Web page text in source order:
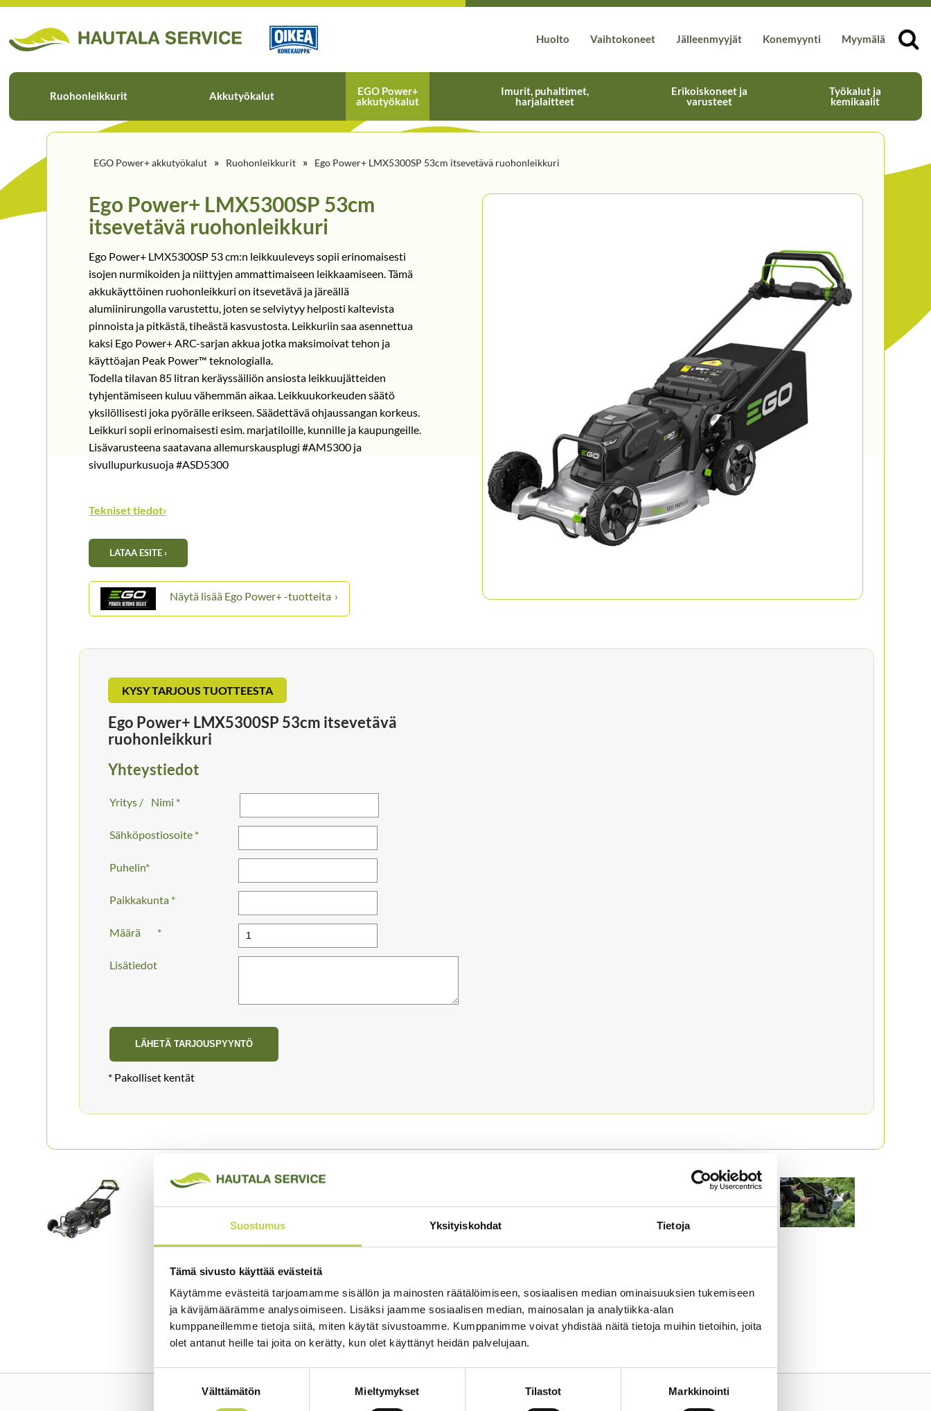
Suostumus Yksityiskohdat Tietoja
Tämä sivusto käyttää evästeitä
Käytämme evästeitä tarjoamamme sisällön ja mainosten räätälöimiseen, sosiaalisen median ominaisuuksien tukemiseen
ja kävijämäärämme analysoimiseen. Lisäksi jaamme sosiaalisen median, mainosalan ja analytiikka-alan
kumppaneillemme tietoja siitä, miten käytät sivustoamme. Kumppanimme voivat yhdistää näitä tietoja muihin tietoihin, joita
olet antanut heille tai joita on kerätty, kun olet käyttänyt heidän palvelujaan.
Suostumuksen
Välttämätön Mieltymykset Tilastot Markkinointi
Huolto Vaihtokoneet Jälleenmyyjät Konemyynti Myymälä
Ruohonleikkurit Akkutyökalut
EGO Power+
akkutyökalut
Imurit, puhaltimet,
harjalaitteet
Erikoiskoneet ja
varusteet
Työkalut ja
kemikaalit
EGO Power+ akkutyökalut » Ruohonleikkurit » Ego Power+ LMX5300SP 53cm itsevetävä ruohonleikkuri
Ego Power+ LMX5300SP 53cm
itsevetävä ruohonleikkuri
Ego Power+ LMX5300SP 53 cm:n leikkuuleveys sopii erinomaisesti
isojen nurmikoiden ja niittyjen ammattimaiseen leikkaamiseen. Tämä
akkukäyttöinen ruohonleikkuri on itsevetävä ja järeällä
alumiinirungolla varustettu, joten se selviytyy helposti kaltevista
pinnoista ja pitkästä, tiheästä kasvustosta. Leikkuriin saa asennettua
kaksi Ego Power+ ARC-sarjan akkua jotka maksimoivat tehon ja
käyttöajan Peak Power™ teknologialla.
Todella tilavan 85 litran keräyssäiliön ansiosta leikkuujätteiden
tyhjentämiseen kuluu vähemmän aikaa. Leikkuukorkeuden säätö
yksilöllisesti joka pyörälle erikseen. Säädettävä ohjaussangan korkeus.
Leikkuri sopii erinomaisesti esim. marjatiloille, kunnille ja kaupungeille.
Lisävarusteena saatavana allemurskausplugi #AM5300 ja
sivullupurkusuoja #ASD5300
Tekniset tiedot›
LATAA ESITE ›
Ego Power+ -tuotteita
KYSY TARJOUS TUOTTEESTA
Ego Power+ LMX5300SP 53cm itsevetävä
ruohonleikkuri
Yhteystiedot
Nimi *
Sähköpostiosoite *
Puhelin
Paikkakunta *
Määrä
Lisätiedot